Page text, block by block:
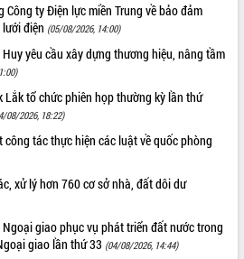
hình
4
đẩy
Công ty Điện lực miền Trung về bảo đảm
điện (05/08/2026, 14:00)
yêu cầu xây dựng thương hiệu, nâng tầm
tổ chức phiên họp thường kỳ lần thứ
08/2026, 18:22)
tác thực hiện các luật về quốc phòng
xử lý hơn 760 cơ sở nhà, đất dôi dư
giao phục vụ phát triển đất nước trong
giao lần thứ 33 (04/08/2026, 14:44)